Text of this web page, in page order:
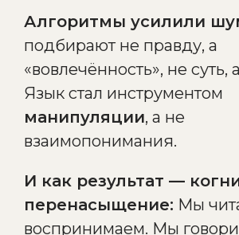
Алгоритмы усилили
подбирают не правду, а
«вовлечённость», не суть,
Язык стал инструментом
манипуляции, а не
взаимопонимания.
И как результат —
перенасыщение: Мы
воспринимаем. Мы